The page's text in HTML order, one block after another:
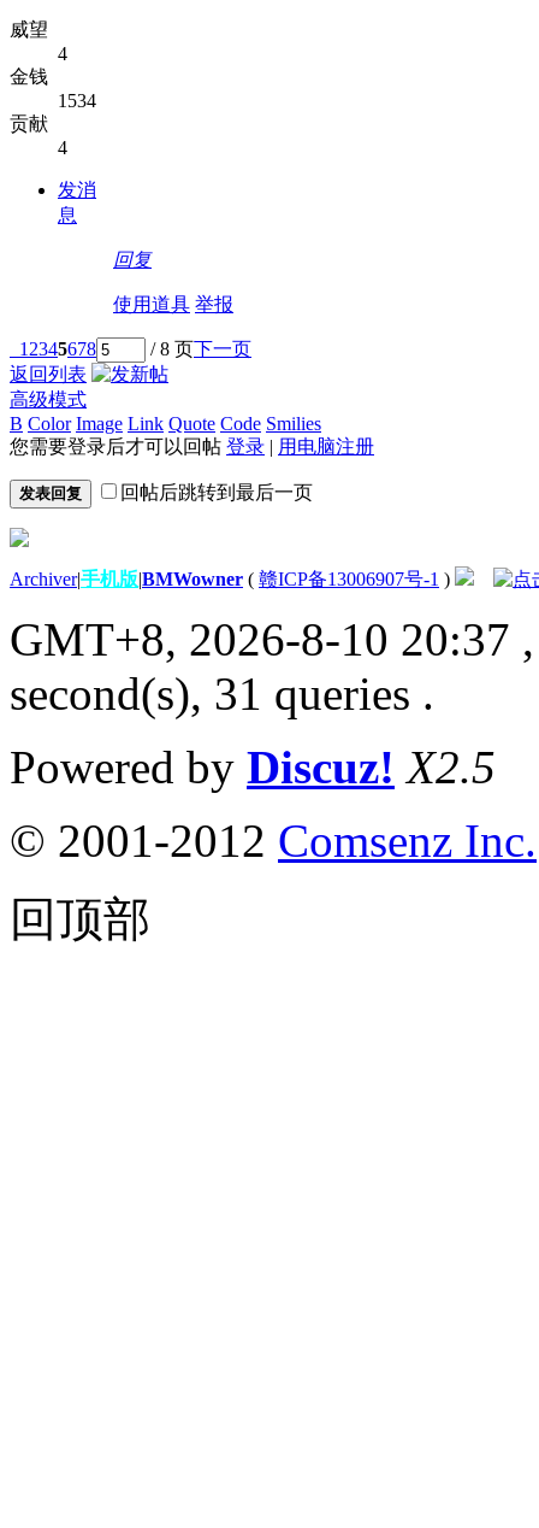
威望
4
金钱
1534
贡献
4
发消
息
回复
使用道具 举报
1 2345678 / 8 页下一页
返回列表
高级模式
B Color Image Link Quote Code Smilies
您需要登录后才可以回帖 登录 | 用电脑注册
发表回复 回帖后跳转到最后一页
Archiver|手机版|BMWowner ( 赣ICP备13006907号-1 )
GMT+8, 2026-8-10 20:37
second(s), 31 queries .
Powered by Discuz! X2.5
© 2001-2012 Comsenz Inc.
回顶部